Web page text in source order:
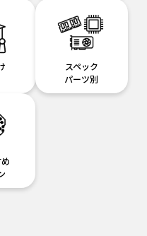
スペック
パーツ別